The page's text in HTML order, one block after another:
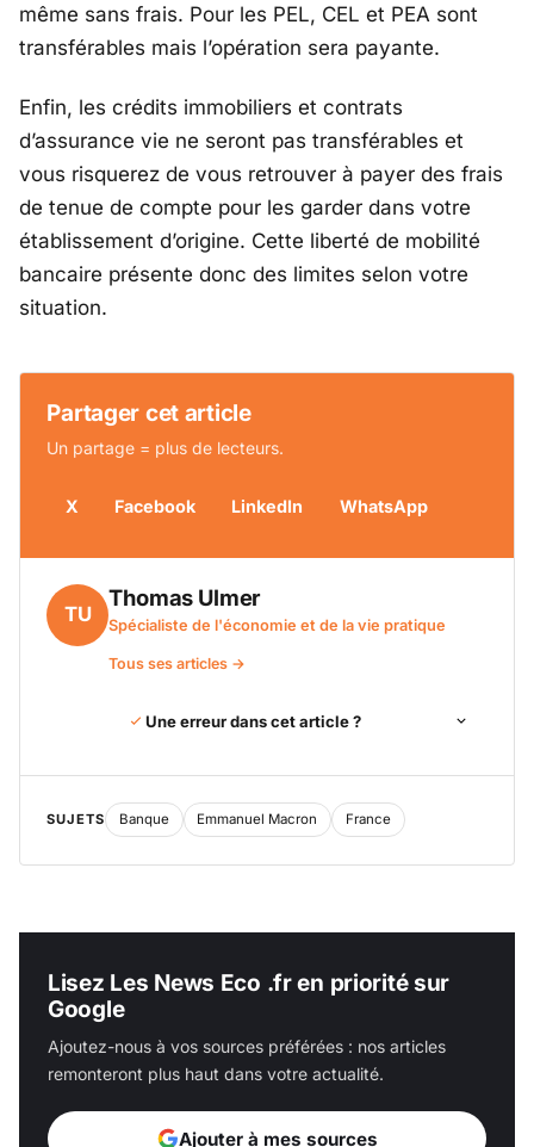
même sans frais. Pour les PEL, CEL et PEA sont
transférables mais l’opération sera payante.
Enfin, les crédits immobiliers et contrats
d’assurance vie ne seront pas transférables et
vous risquerez de vous retrouver à payer des frais
de tenue de compte pour les garder dans votre
établissement d’origine. Cette liberté de mobilité
bancaire présente donc des limites selon votre
situation.
Partager cet article
Un partage = plus de lecteurs.
X Facebook LinkedIn WhatsApp
TU
Thomas Ulmer
Spécialiste de l'économie et de la vie pratique
Tous ses articles →
Une erreur dans cet article ?
SUJETS Banque Emmanuel Macron France
Lisez Les News Eco .fr en priorité sur
Google
Ajoutez-nous à vos sources préférées : nos articles
remonteront plus haut dans votre actualité.
Ajouter à mes sources